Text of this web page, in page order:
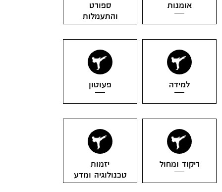
והתעמלות
ומחול
טכנולוגיה ומדע